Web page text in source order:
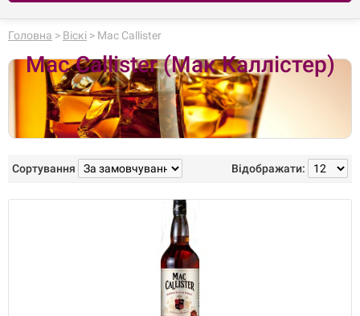
Ваш кошик порожній
Головна > Віскі > Mac Callister
Mac Callister (Мак Каллістер)
Відображати:
Сортування